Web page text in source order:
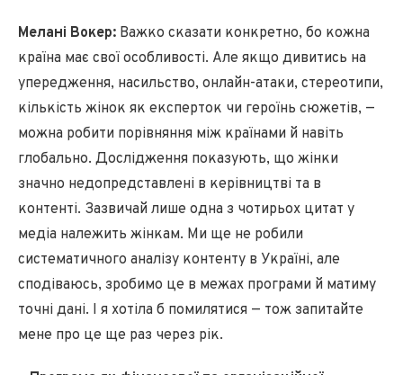
Мелані Вокер: Важко сказати конкретно, бо кожна
країна має свої особливості. Але якщо дивитись на
упередження, насильство, онлайн-атаки, стереотипи,
кількість жінок як експерток чи героїнь сюжетів, —
можна робити порівняння між країнами й навіть
глобально. Дослідження показують, що жінки
значно недопредставлені в керівництві та в
контенті. Зазвичай лише одна з чотирьох цитат у
медіа належить жінкам. Ми ще не робили
систематичного аналізу контенту в Україні, але
сподіваюсь, зробимо це в межах програми й матиму
точні дані. І я хотіла б помилятися — тож запитайте
мене про це ще раз через рік.